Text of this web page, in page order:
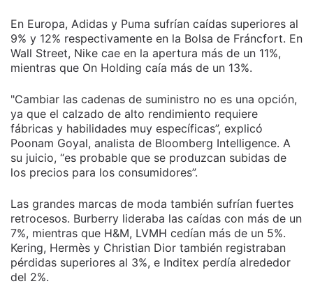
En Europa, Adidas y Puma sufrían caídas superiores al
9% y 12% respectivamente en la Bolsa de Fráncfort. En
Wall Street, Nike cae en la apertura más de un 11%,
mientras que On Holding caía más de un 13%.
"Cambiar las cadenas de suministro no es una opción,
ya que el calzado de alto rendimiento requiere
fábricas y habilidades muy específicas”, explicó
Poonam Goyal, analista de Bloomberg Intelligence. A
su juicio, “es probable que se produzcan subidas de
los precios para los consumidores”.
Las grandes marcas de moda también sufrían fuertes
retrocesos. Burberry lideraba las caídas con más de un
7%, mientras que H&M, LVMH cedían más de un 5%.
Kering, Hermès y Christian Dior también registraban
pérdidas superiores al 3%, e Inditex perdía alrededor
del 2%.